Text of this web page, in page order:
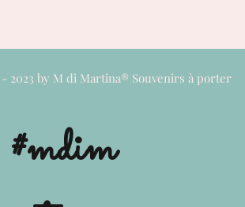
2023 by M di Martina® Souvenirs à porter
#mdim